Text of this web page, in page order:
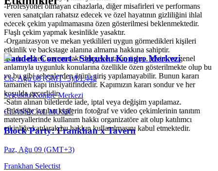
-Profesyonel olmayan cihazlarla, diğer misafirleri ve performans
veren sanatçıları rahatsız edecek ve özel hayatının gizliliğini ihlal
edecek çekim yapılmamasına özen gösterilmesi beklenmektedir.
Flaşlı çekim yapmak kesinlikle yasaktır.
-Organizasyon ve mekan yetkilileri uygun görmedikleri kişileri
etkinlik ve backstage alanına almama hakkına sahiptir.
-Kadın-erkek sayısındaki dengeye, tavır, üslup, giyim ve genel
anlamıyla uygunluk konularına özellikle özen gösterilmekte olup bu
ve bu gibi sebeplerden ötürü giriş yapılamayabilir. Bunun kararı
tamamen kapı inisiyatifindedir. Kapımızın kararı sondur ve her
koşulda geçerlidir.
-Satın alınan biletlerde iade, iptal veya değişim yapılamaz.
-Etkinliğe katılan kişilerin fotoğraf ve video çekimlerinin tanıtım
materyallerinde kullanım hakkı organizatöre ait olup katılımcı
etkinliğe katılarak bu hakkın kullanılmasını kabul etmektedir.
Candela Concert - Selçuklu Kongre Merkezi
Cts, Ağu 08 (GMT+3)|₺1.442
Selçuklu Kongre Merkezi
CLASSICAL MUSIC
Block Party: Frankhan x Tavern
Paz, Ağu 09 (GMT+3)
Frankhan Selectist